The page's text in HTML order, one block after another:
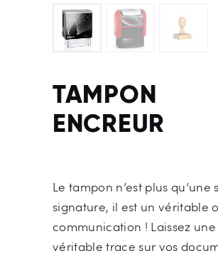
TAMPON
ENCREUR
Le tampon n’est plus qu’une
signature, il est un véritable
communication ! Laissez une
véritable trace sur vos